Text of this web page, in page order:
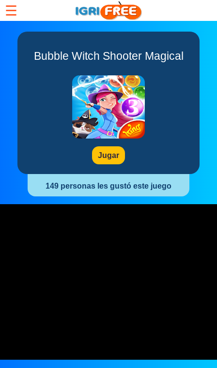
☰
Bubble Witch Shooter Magical
Jugar
149 personas les gustó este juego